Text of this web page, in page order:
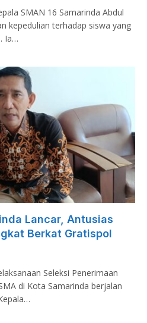
SMAN 16 Samarinda Abdul
kepedulian terhadap siswa yang
Ia…
Lancar, Antusias
Berkat Gratispol
Seleksi Penerimaan
di Kota Samarinda berjalan